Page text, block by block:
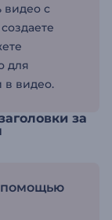
видео с
для
в видео.
за
помощью